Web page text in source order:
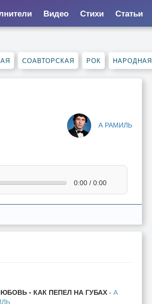
Видео Стихи Статьи
СОАВТОРСКАЯ РОК НАРОДНАЯ
А РАМИЛЬ
0:00 / 0:00
- КАК ПЕПЕЛ НА ГУБАХ - А